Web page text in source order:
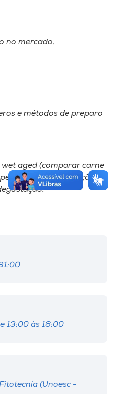
no mercado.
e métodos de preparo
aged (comparar carne
formas de cocção
13:00 às 18:00
(Unoesc -